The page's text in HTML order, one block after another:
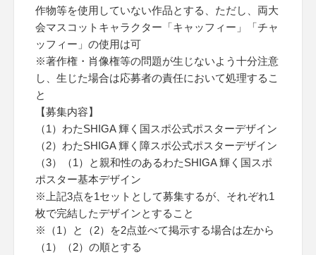
作物等を使用していない作品とする、ただし、両大
会マスコットキャラクター「キャッフィー」「チャ
ッフィー」の使用は可
※著作権・肖像権等の問題が生じないよう十分注意
し、生じた場合は応募者の責任において処理するこ
と
【募集内容】
（1）わたSHIGA 輝く国スポ公式ポスターデザイン
（2）わたSHIGA 輝く障スポ公式ポスターデザイン
（3）（1）と親和性のあるわたSHIGA 輝く国スポ
ポスター基本デザイン
※上記3点を1セットとして募集するが、それぞれ1
枚で完結したデザインとすること
※（1）と（2）を2点並べて掲示する場合は左から
（1）（2）の順とする